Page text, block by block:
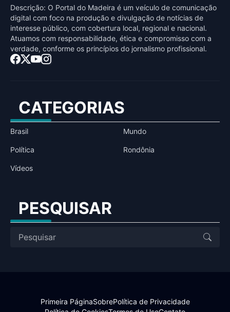
Descrição: O Portal do Madeira é um veículo de comunicação
digital com foco na produção e divulgação de notícias de
interesse público, com cobertura local, regional e nacional.
Atuamos com responsabilidade, ética e compromisso com a
verdade, conforme os princípios do jornalismo profissional.
CATEGORIAS
Brasil Mundo
Política Rondônia
Vídeos
PESQUISAR
Primeira PáginaSobrePolítica de Privacidade